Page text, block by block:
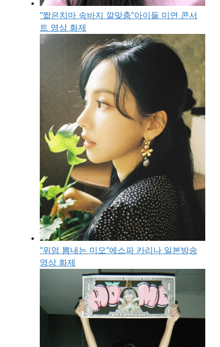
“짧은치마 속바지 깔맞춤”아이들 미연 콘서
트 영상 화제
“위엄 뽐내는 미모”에스파 카리나 일본방송
영상 화제